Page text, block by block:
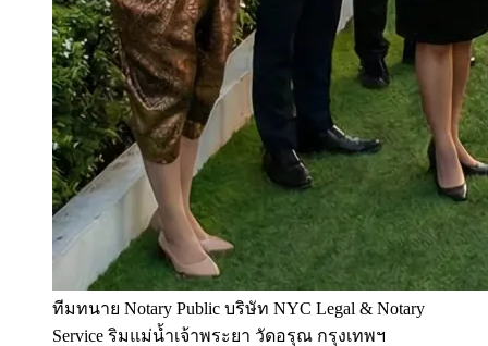
ทีมทนาย Notary Public บริษัท NYC Legal & Notary
Service ริมแม่น้ำเจ้าพระยา วัดอรุณ กรุงเทพฯ